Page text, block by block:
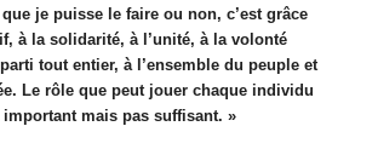
je puisse le faire ou non, c’est grâce
à la solidarité, à l’unité, à la volonté
tout entier, à l’ensemble du peuple et
Le rôle que peut jouer chaque individu
important mais pas suffisant. »